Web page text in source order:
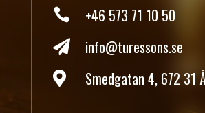
 +46 573 71 10 50
 info@turessons.se
 Smedgatan 4, 672 31